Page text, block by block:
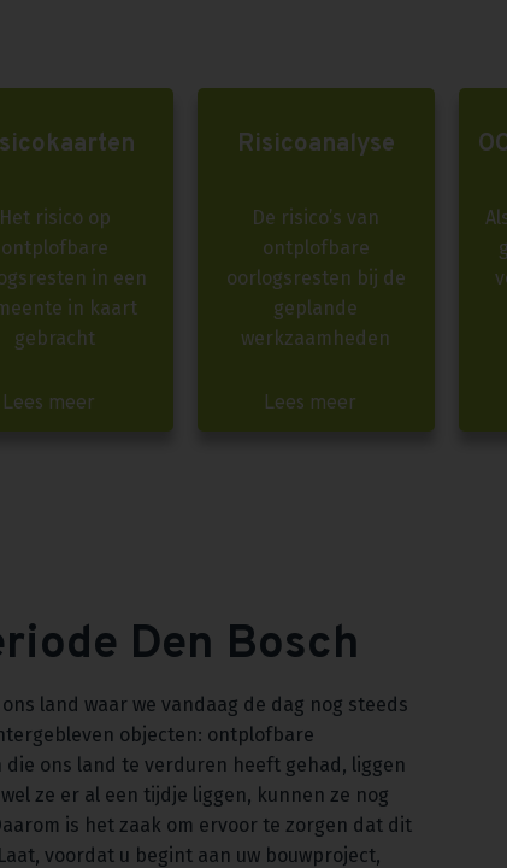
Het risico op
ontplofbare
in een
in kaart
gebracht
Lees meer
Risicoanalyse
De risico’s van
ontplofbare
oorlogsresten bij de
geplande
werkzaamheden
Lees meer
Den Bosch
land waar we vandaag de dag nog steeds
objecten: ontplofbare
ons land te verduren heeft gehad, liggen
ze er al een tijdje liggen, kunnen ze nog
is het zaak om ervoor te zorgen dat dit
voordat u begint aan uw bouwproject,